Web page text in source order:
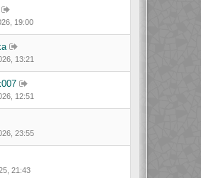
19:00
13:21
12:51
23:55
21:43